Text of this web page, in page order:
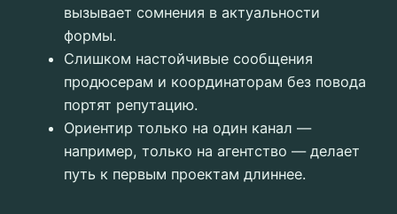
вызывает сомнения в актуальности
формы.
Слишком настойчивые сообщения
продюсерам и координаторам без повода
портят репутацию.
Ориентир только на один канал —
например, только на агентство — делает
путь к первым проектам длиннее.